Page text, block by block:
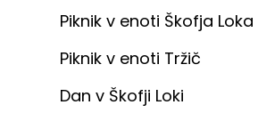
Piknik v enoti Škofja Loka
Piknik v enoti Tržič
Dan v Škofji Loki